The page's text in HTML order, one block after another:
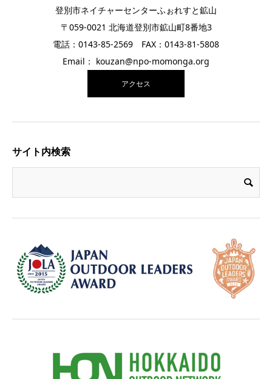
登別市ネイチャーセンターふぉれすと鉱山
〒059-0021 北海道登別市鉱山町8番地3
電話：0143-85-2569 FAX：0143-81-5808
Email： kouzan@npo-momonga.org
アクセス
サイト内検索